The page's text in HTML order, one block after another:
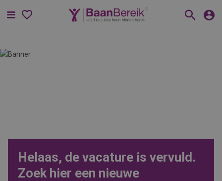
Menu
Helaas, de vacature is vervuld.
Zoek hier een nieuwe